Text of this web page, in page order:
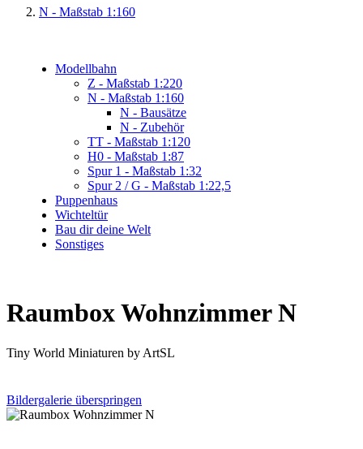
N - Maßstab 1:160
Modellbahn
Z - Maßstab 1:220
N - Maßstab 1:160
N - Bausätze
N - Zubehör
TT - Maßstab 1:120
H0 - Maßstab 1:87
Spur 1 - Maßstab 1:32
Spur 2 / G - Maßstab 1:22,5
Puppenhaus
Wichteltür
Bau dir deine Welt
Sonstiges
Raumbox Wohnzimmer N
Tiny World Miniaturen by ArtSL
Bildergalerie überspringen